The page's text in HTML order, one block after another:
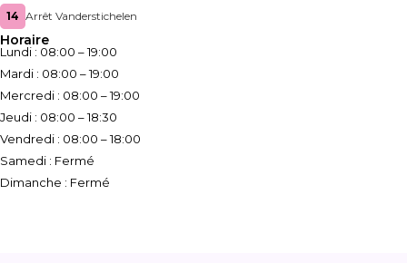
14 Arrêt Vanderstichelen
Horaire
Lundi : 08:00 – 19:00
Mardi : 08:00 – 19:00
Mercredi : 08:00 – 19:00
Jeudi : 08:00 – 18:30
Vendredi : 08:00 – 18:00
Samedi : Fermé
Dimanche : Fermé